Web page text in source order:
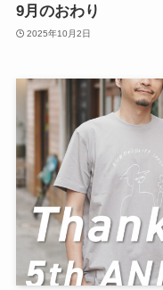
9月のおわり
2025年10月2日